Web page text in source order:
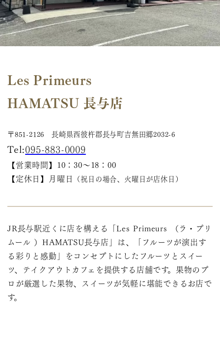
Les Primeurs
HAMATSU 長与店
〒851-2126 長崎県西彼杵郡長与町吉無田郷2032-6
Tel:095-883-0009
【営業時間】10：30～18： 00
【定休日】月曜日 （祝日の場合、火曜日が店休日）
JR長与駅近くに店を構える「Les Primeurs （ラ・プリ
ムール ）HAMATSU長与店」は、「フルーツが演出す
る彩りと感動」をコンセプトにしたフルーツとスイー
ツ、テイクアウトカフェを提供する店舗です。果物のプ
ロが厳選した果物、スイーツが気軽に堪能できるお店で
す。